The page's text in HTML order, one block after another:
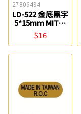
27806494
LD-522 金底黑字
5*15mm MIT產
地標籤(1千張)
LONGDER龍德
$16